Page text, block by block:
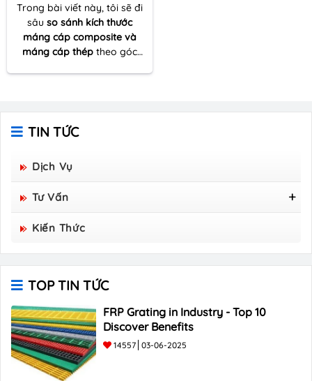
Trong bài viết này, tôi sẽ đi
sâu so sánh kích thước
máng cáp composite và
máng cáp thép theo góc
khảo sát tuyến cáp đến tối
ưu vật tư và đảm bảo kỹ
thuật vận hành lâu dài.
TIN TỨC
Dịch Vụ
Tư Vấn
Tấm Sàn Grating Composite FRP - Hòa Bình
Group Sản Xuất
Kiến Thức
TOP TIN TỨC
FRP Grating in Industry - Top 10
Discover Benefits
14557 03-06-2025